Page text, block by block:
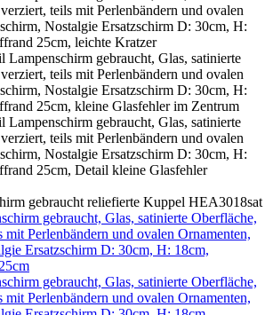
gebraucht reliefierte Kuppel HEA3018sat